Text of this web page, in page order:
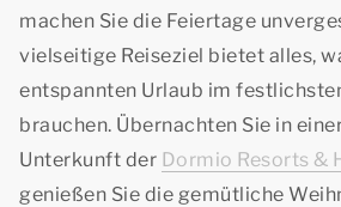
machen Sie die Feiertage
vielseitige Reiseziel bietet alles,
entspannten Urlaub im
brauchen. Übernachten Sie in
Unterkunft der Dormio Resorts &
genießen Sie die gemütliche